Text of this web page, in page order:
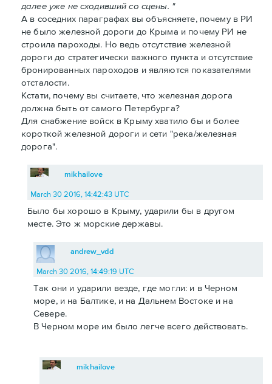
далее уже не сходивший со сцены. "
А в соседних параграфах вы объясняете, почему в РИ
не было железной дороги до Крыма и почему РИ не
строила пароходы. Но ведь отсутствие железной
дороги до стратегически важного пункта и отсутствие
бронированных пароходов и являются показателями
отсталости.
Кстати, почему вы считаете, что железная дорога
должна быть от самого Петербурга?
Для снабжение войск в Крыму хватило бы и более
короткой железной дороги и сети "река/железная
дорога".
mikhailove
March 30 2016, 14:42:43 UTC
Было бы хорошо в Крыму, ударили бы в другом
месте. Это ж морские державы.
andrew_vdd
March 30 2016, 14:49:19 UTC
Так они и ударили везде, где могли: и в Черном
море, и на Балтике, и на Дальнем Востоке и на
Севере.
В Черном море им было легче всего действовать.
mikhailove